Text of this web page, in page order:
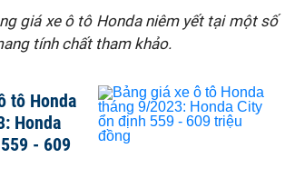
giá xe ô tô Honda niêm yết tại một số
tính chất tham khảo.
tô Honda
Honda
- 609